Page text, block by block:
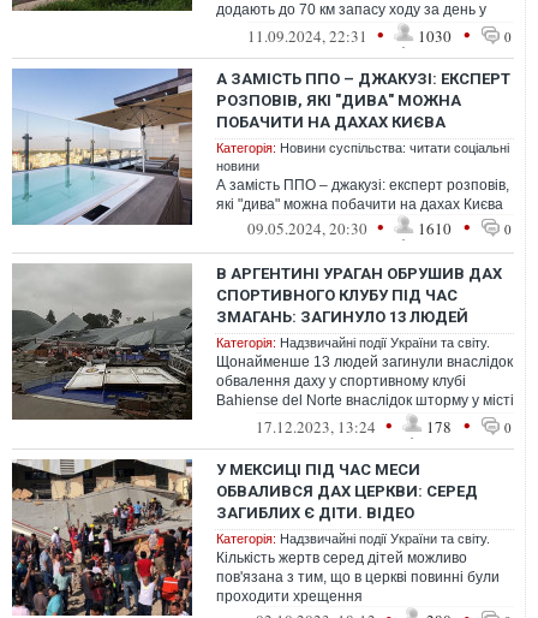
додають до 70 км запасу ходу за день у
сонячну погоду і до 35 км — в похмуру
11.09.2024, 22:31 • 1030 • 0
А ЗАМІСТЬ ППО – ДЖАКУЗІ: ЕКСПЕРТ
РОЗПОВІВ, ЯКІ "ДИВА" МОЖНА
ПОБАЧИТИ НА ДАХАХ КИЄВА
Категорія: Новини суспільства: читати соціальні
новини
А замість ППО – джакузі: експерт розповів,
які "дива" можна побачити на дахах Києва
09.05.2024, 20:30 • 1610 • 0
В АРГЕНТИНІ УРАГАН ОБРУШИВ ДАХ
СПОРТИВНОГО КЛУБУ ПІД ЧАС
ЗМАГАНЬ: ЗАГИНУЛО 13 ЛЮДЕЙ
Категорія: Надзвичайні події України та світу.
Щонайменше 13 людей загинули внаслідок
обвалення даху у спортивному клубі
Bahiense del Norte внаслідок шторму у місті
Баїя-Бланка у провінції Буенос-А...
17.12.2023, 13:24 • 178 • 0
У МЕКСИЦІ ПІД ЧАС МЕСИ
ОБВАЛИВСЯ ДАХ ЦЕРКВИ: СЕРЕД
ЗАГИБЛИХ Є ДІТИ. ВІДЕО
Категорія: Надзвичайні події України та світу.
Кількість жертв серед дітей можливо
пов'язана з тим, що в церкві повинні були
проходити хрещення